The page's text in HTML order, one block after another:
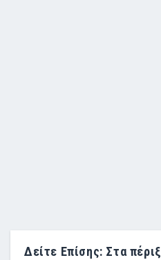
Δείτε Επίσης: Στα πέριξ